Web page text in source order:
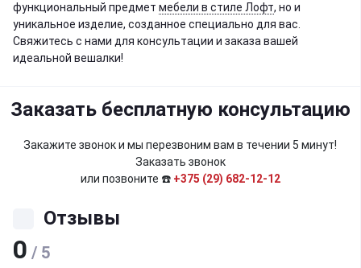
функциональный предмет мебели в стиле Лофт, но и
уникальное изделие, созданное специально для вас.
Свяжитесь с нами для консультации и заказа вашей
идеальной вешалки!
Заказать бесплатную консультацию
Закажите звонок и мы перезвоним вам в течении 5 минут!
Заказать звонок
или позвоните ☎️ +375 (29) 682-12-12
Отзывы
0 / 5